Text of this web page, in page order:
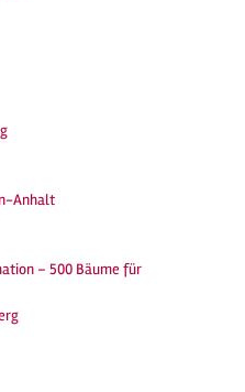
Anhalt
– 500 Bäume für